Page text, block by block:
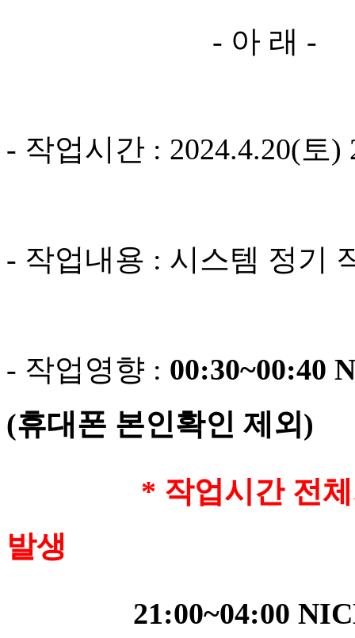
- 아 래 -
- 작업시간 : 2024.4.20(토)
- 작업내용 : 시스템 정기
- 작업영향 : 00:30~00:40
(휴대폰 본인확인 제외)
* 작업시간 전
발생
21:00~04:00